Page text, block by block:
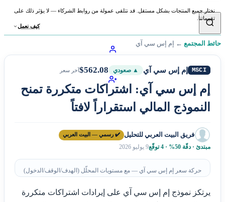
نختار جميع المنتجات بشكل مستقل. قد نتلقى عمولة من روابط الشركاء — لا يؤثر ذلك على
تقييماتنا.
كيف نعمل
حائط المجتمع ← إم إس سي آي
MSCI إم إس سي آي ▲ صعودي $562.08آخر سعر
إم إس سي آي: اشتراكات متكررة تمنح
النموذج المالي استقراراً لافتاً
فريق البيت العربي للتحليل ✔️ رسمي — البيت العربي
مبتدئ · دقّة 50% · 4 توقّع 9 يوليو 2026
حركة سعر إم إس سي آي — مع مستويات المحلّل (الهدف/الوقف/الدخول)
يرتكز نموذج إم إس سي آي على إيرادات اشتراكات متكررة